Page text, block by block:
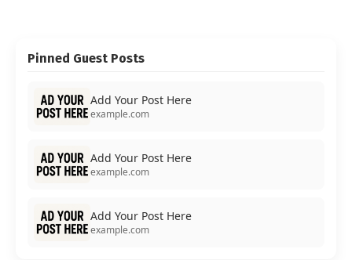
Pinned Guest Posts
Add Your Post Here
example.com
Add Your Post Here
example.com
Add Your Post Here
example.com